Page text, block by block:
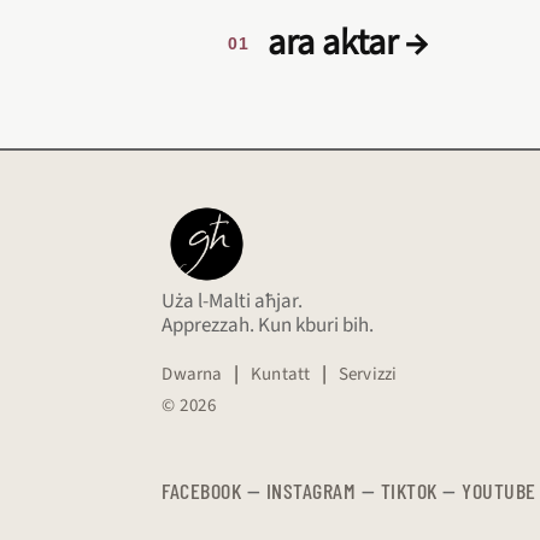
ara aktar →
Uża l-Malti aħjar.
Apprezzah. Kun kburi bih.
Dwarna | Kuntatt | Servizzi
© 2026
FACEBOOK — INSTAGRAM — TIKTOK — YOUTUBE